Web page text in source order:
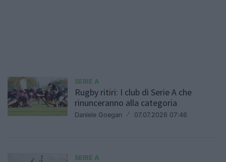
SERIE A
Rugby ritiri: I club di Serie A che
rinunceranno alla categoria
Daniele Goegan / 07.07.2026 07:46
SERIE A